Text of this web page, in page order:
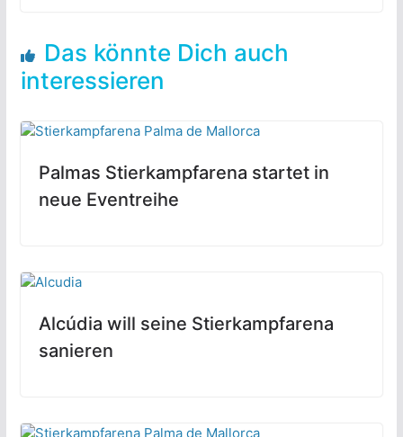
Das könnte Dich auch
interessieren
Palmas Stierkampfarena startet in
neue Eventreihe
Alcúdia will seine Stierkampfarena
sanieren